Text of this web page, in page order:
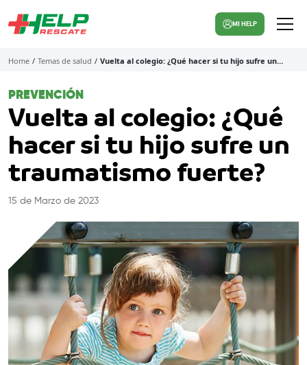
MI HELP
Home / Temas de salud / Vuelta al colegio: ¿Qué hacer si tu hijo sufre un…
PREVENCIÓN
Vuelta al colegio: ¿Qué
hacer si tu hijo sufre un
traumatismo fuerte?
15 de Marzo de 2023